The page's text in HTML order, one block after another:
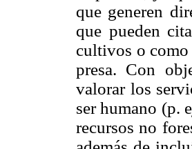
que generen
que pueden
cultivos o como
presa. Con
valorar los
ser humano (p.
recursos no